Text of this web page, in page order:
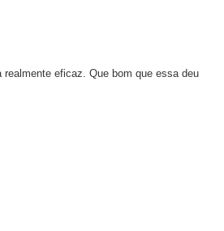
eficaz. Que bom que essa deu